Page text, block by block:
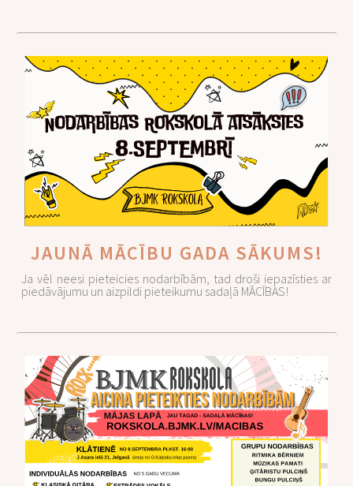
JAUNĀ MĀCĪBU GADA SĀKUMS!
Ja vēl neesi pieteicies nodarbībām, tad droši iepazīsties ar
piedāvājumu un aizpildi pieteikumu sadaļā MĀCĪBAS!